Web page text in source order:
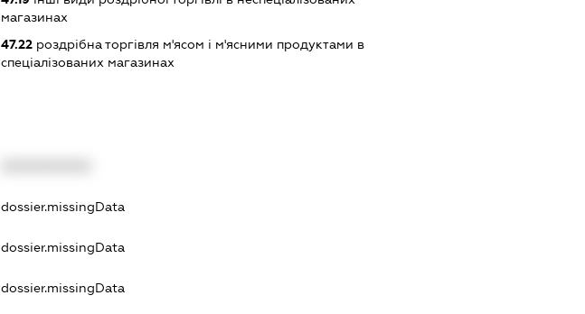
магазинах
47.22роздрібна торгівля м'ясом і м'ясними продуктами в
спеціалізованих магазинах
dossier.missingData
dossier.missingData
dossier.missingData